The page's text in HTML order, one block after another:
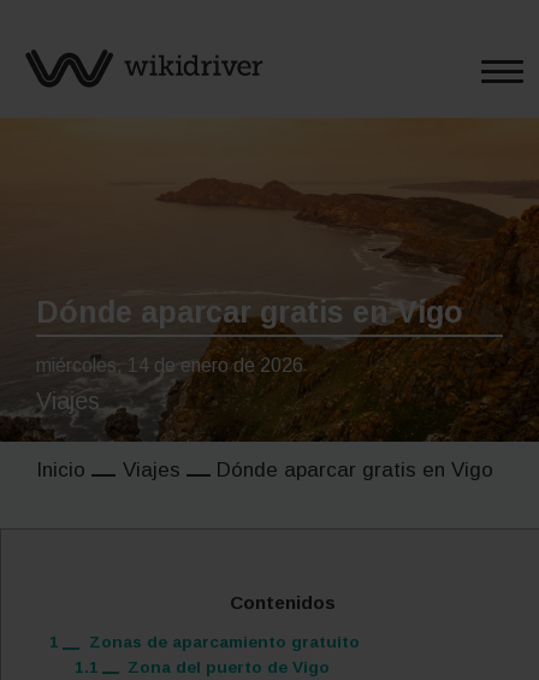
Dónde aparcar gratis en Vigo
miércoles, 14 de enero de 2026
Viajes
Inicio Viajes Dónde aparcar gratis en Vigo
Contenidos
1
Zonas de aparcamiento gratuito
1.1
Zona del puerto de Vigo